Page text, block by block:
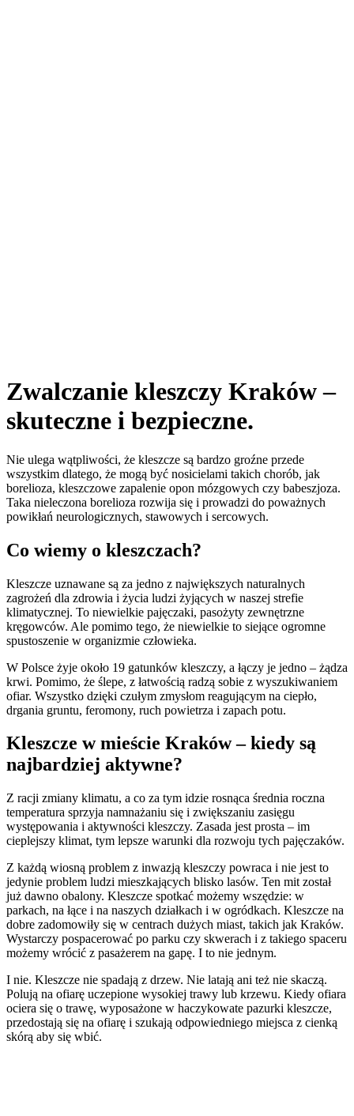
Zwalczanie kleszczy Kraków –
skuteczne i bezpieczne.
Nie ulega wątpliwości, że kleszcze są bardzo groźne przede
wszystkim dlatego, że mogą być nosicielami takich chorób, jak
borelioza, kleszczowe zapalenie opon mózgowych czy babeszjoza.
Taka nieleczona borelioza rozwija się i prowadzi do poważnych
powikłań neurologicznych, stawowych i sercowych.
Co wiemy o kleszczach?
Kleszcze uznawane są za jedno z największych naturalnych
zagrożeń dla zdrowia i życia ludzi żyjących w naszej strefie
klimatycznej. To niewielkie pajęczaki, pasożyty zewnętrzne
kręgowców. Ale pomimo tego, że niewielkie to siejące ogromne
spustoszenie w organizmie człowieka.
W Polsce żyje około 19 gatunków kleszczy, a łączy je jedno – żądza
krwi. Pomimo, że ślepe, z łatwością radzą sobie z wyszukiwaniem
ofiar. Wszystko dzięki czułym zmysłom reagującym na ciepło,
drgania gruntu, feromony, ruch powietrza i zapach potu.
Kleszcze w mieście Kraków – kiedy są
najbardziej aktywne?
Z racji zmiany klimatu, a co za tym idzie rosnąca średnia roczna
temperatura sprzyja namnażaniu się i zwiększaniu zasięgu
występowania i aktywności kleszczy. Zasada jest prosta – im
cieplejszy klimat, tym lepsze warunki dla rozwoju tych pajęczaków.
Z każdą wiosną problem z inwazją kleszczy powraca i nie jest to
jedynie problem ludzi mieszkających blisko lasów. Ten mit został
już dawno obalony. Kleszcze spotkać możemy wszędzie: w
parkach, na łące i na naszych działkach i w ogródkach. Kleszcze na
dobre zadomowiły się w centrach dużych miast, takich jak Kraków.
Wystarczy pospacerować po parku czy skwerach i z takiego spaceru
możemy wrócić z pasażerem na gapę. I to nie jednym.
I nie. Kleszcze nie spadają z drzew. Nie latają ani też nie skaczą.
Polują na ofiarę uczepione wysokiej trawy lub krzewu. Kiedy ofiara
ociera się o trawę, wyposażone w haczykowate pazurki kleszcze,
przedostają się na ofiarę i szukają odpowiedniego miejsca z cienką
skórą aby się wbić.